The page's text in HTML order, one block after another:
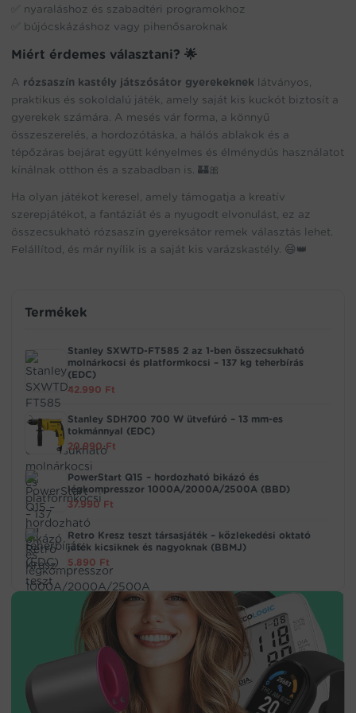
✅ nyaraláshoz és szabadtéri programokhoz
✅ bújócskázáshoz vagy pihenősaroknak
Miért érdemes választani? 🌟
A rózsaszín kastély játszósátor gyerekeknek látványos,
praktikus és sokoldalú játék, amely saját kis kuckót biztosít a
gyerekek számára. A mesés vár forma, a könnyű
összeszerelés, a hordozótáska, a hálós ablakok és a
tépőzáras bejárat együtt kényelmes és élménydús használatot
kínálnak otthon és a szabadban is. 🏰🎀
Ha olyan játékot keresel, amely támogatja a kreatív
szerepjátékot, a fantáziát és a nyugodt elvonulást, ez az
összecsukható rózsaszín gyereksátor remek választás lehet.
Felállítod, és már nyílik is a saját kis varázskastély. 😄👑
Termékek
Stanley SXWTD-FT585 2 az 1-ben összecsukható
molnárkocsi és platformkocsi – 137 kg teherbírás
(EDC)
42.990 Ft
Stanley SDH700 700 W ütvefúró – 13 mm-es
tokmánnyal (EDC)
20.990Ft
PowerStart Q15 – hordozható bikázó és
légkompresszor 1000A/2000A/2500A (BBD)
37.990 Ft
Retro Kresz teszt társasjáték – közlekedési oktató
játék kicsiknek és nagyoknak (BBMJ)
5.890 Ft